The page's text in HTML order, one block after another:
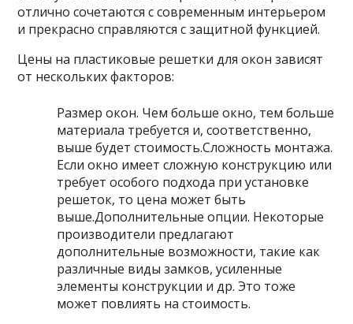
отлично сочетаются с современным интерьером
и прекрасно справляются с защитной функцией.
Цены на пластиковые решетки для окон зависят
от нескольких факторов:
Размер окон. Чем больше окно, тем больше
материала требуется и, соответственно,
выше будет стоимость.Сложность монтажа.
Если окно имеет сложную конструкцию или
требует особого подхода при установке
решеток, то цена может быть
выше.Дополнительные опции. Некоторые
производители предлагают
дополнительные возможности, такие как
различные виды замков, усиленные
элементы конструкции и др. Это тоже
может повлиять на стоимость.